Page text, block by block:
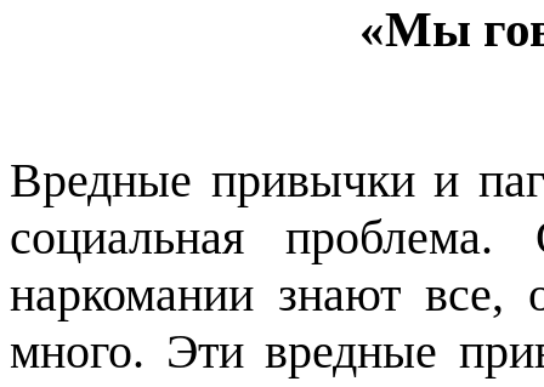
«Мы
Вредные привычки и
социальная
наркомании знают
много. Эти вредные